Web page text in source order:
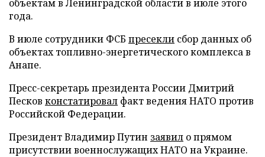
объектам в Ленинградской области в июле этого
года.
В июле сотрудники ФСБ пресекли сбор данных об
объектах топливно-энергетического комплекса в
Анапе.
Пресс-секретарь президента России Дмитрий
Песков констатировал факт ведения НАТО против
Российской Федерации.
Президент Владимир Путин заявил о прямом
присутствии военнослужащих НАТО на Украине.